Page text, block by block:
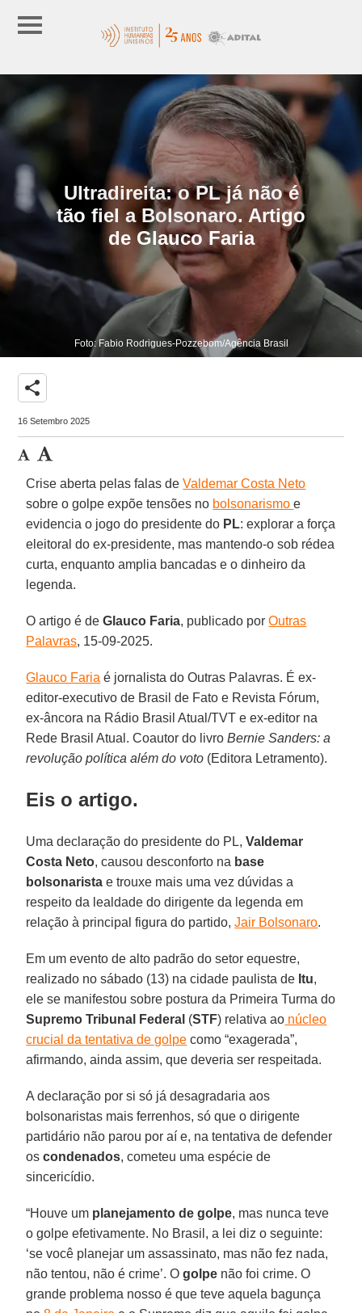
Ultradireita: o PL já não é
tão fiel a Bolsonaro. Artigo
de Glauco Faria
Foto: Fabio Rodrigues-Pozzebom/Agência Brasil
share
16 Setembro 2025
Crise aberta pelas falas deValdemar Costa Neto
sobre o golpe expõe tensões no bolsonarismoe
evidencia o jogo do presidente do PL: explorar a força
eleitoral do ex-presidente, mas mantendo-o sob rédea
curta, enquanto amplia bancadas e o dinheiro da
legenda.
O artigo é deGlauco Faria, publicado porOutras
Palavras, 15-09-2025.
Glauco Faria é jornalista do Outras Palavras. É ex-
editor-executivo de Brasil de Fato e Revista Fórum,
ex-âncora na Rádio Brasil Atual/TVT e ex-editor na
Rede Brasil Atual. Coautor do livroBernie Sanders: a
revolução política além do voto (Editora Letramento).
Eis o artigo.
Uma declaração do presidente do PL,Valdemar
Costa Neto, causou desconforto na base
bolsonarista e trouxe mais uma vez dúvidas a
respeito da lealdade do dirigente da legenda em
relação à principal figura do partido,Jair Bolsonaro.
Em um evento de alto padrão do setor equestre,
realizado no sábado (13) na cidade paulista de Itu,
ele se manifestou sobre postura da Primeira Turma do
Supremo Tribunal Federal (STF) relativa ao núcleo
crucial da tentativa de golpe como “exagerada”,
afirmando, ainda assim, que deveria ser respeitada.
A declaração por si só já desagradaria aos
bolsonaristas mais ferrenhos, só que o dirigente
partidário não parou por aí e, na tentativa de defender
oscondenados, cometeu uma espécie de
sincericídio.
“Houve um planejamento de golpe, mas nunca teve
o golpe efetivamente. No Brasil, a lei diz o seguinte:
‘se você planejar um assassinato, mas não fez nada,
não tentou, não é crime’. Ogolpe não foi crime. O
grande problema nosso é que teve aquela bagunça